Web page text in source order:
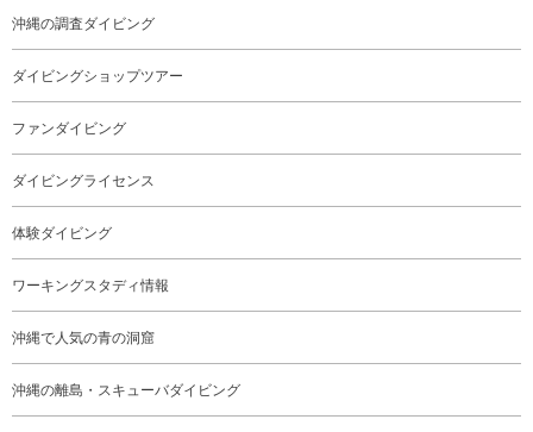
沖縄の調査ダイビング
ダイビングショップツアー
ファンダイビング
ダイビングライセンス
体験ダイビング
ワーキングスタディ情報
沖縄で人気の青の洞窟
沖縄の離島・スキューバダイビング